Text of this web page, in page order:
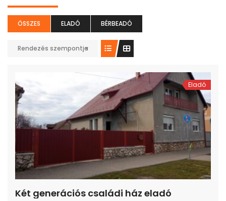
ÖSSZES ELADÓ BÉRBEADÓ
Rendezés szempontja
Eladó
Két generációs családi ház eladó